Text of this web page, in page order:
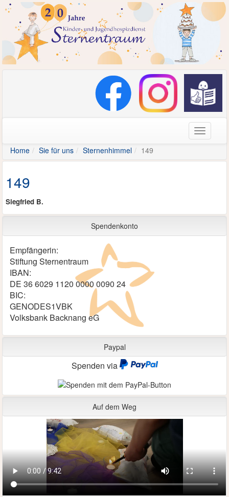
Home
Sie für uns Sternenhimmel 149
149
Siegfried B.
Spendenkonto
Empfängerin:
Stiftung Sternentraum
IBAN:
DE 36 6029 1120 0000 0090 24
BIC:
GENODES1VBK
Volksbank Backnang eG
Paypal
Spenden via
Auf dem Weg